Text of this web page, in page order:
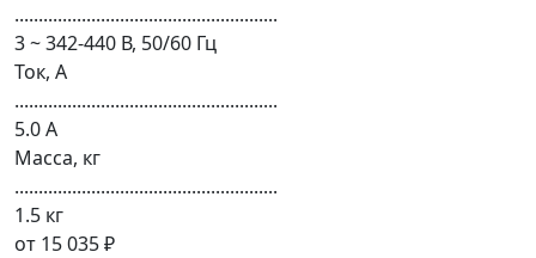
.......................................................
3 ~ 342-440 В, 50/60 Гц
Ток, А
.......................................................
5.0 А
Масса, кг
.......................................................
1.5 кг
от 15 035 ₽